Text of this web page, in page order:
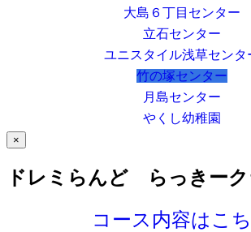
大島６丁目センター
立石センター
ユニスタイル浅草センタ
竹の塚センター
月島センター
やくし幼稚園
×
ドレミらんど らっきーク
コース内容はこ